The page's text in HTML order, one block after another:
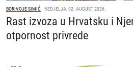
BORIVOJE SIMIĆ NEDJELJA, 02. AUGUST 2026.
Rast izvoza u Hrvatsku i
otpornost privrede